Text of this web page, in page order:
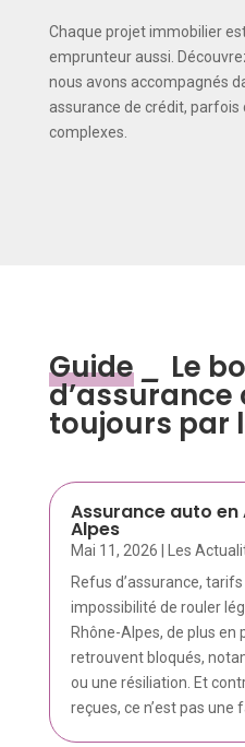
Chaque projet immobilier
emprunteur aussi.
nous avons accompagnés
assurance de crédit, parfois
complexes.
Guide _ Le
toujours par
Assurance auto
Alpes
Mai 11, 2026
Les
Refus d’assurance,
impossibilité de rouler
Rhône-Alpes, de plus en
retrouvent bloqués,
ou une résiliation. Et
reçues, ce n’est pas une